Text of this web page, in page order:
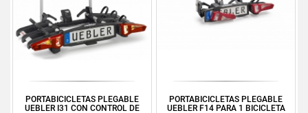
PORTABICICLETAS PLEGABLE
UEBLER I31 CON CONTROL DE
PORTABICICLETAS PLEGABLE
UEBLER F14 PARA 1 BICICLETA